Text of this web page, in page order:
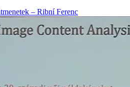
– Ribní Ferenc